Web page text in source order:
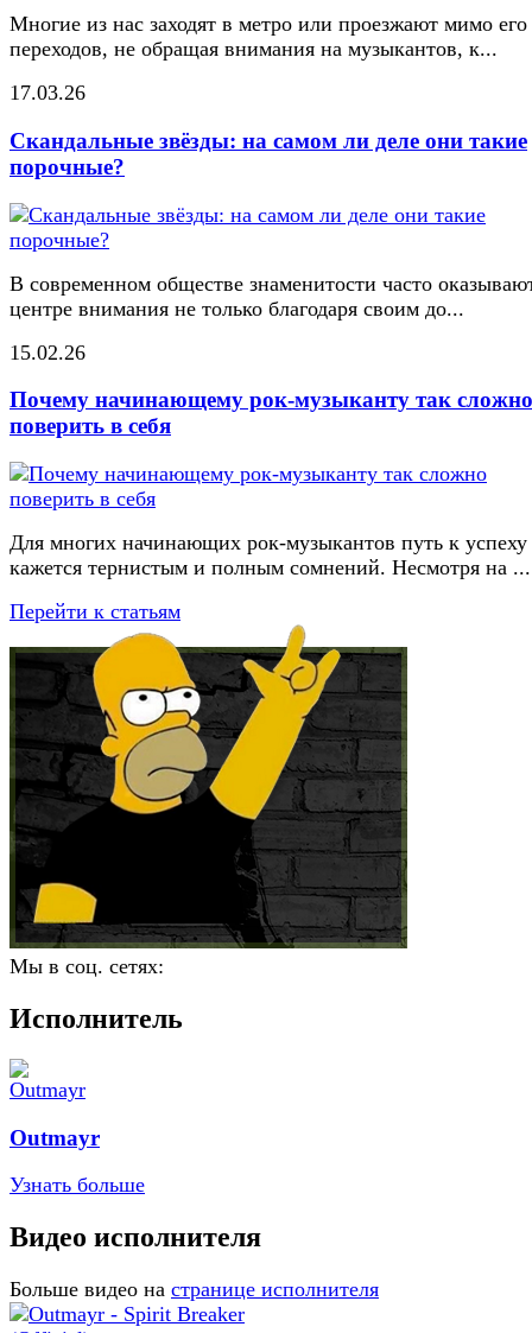
Многие из нас заходят в метро или проезжают мимо его
переходов, не обращая внимания на музыкантов, к...
17.03.26
Скандальные звёзды: на самом ли деле они такие
порочные?
В современном обществе знаменитости часто
центре внимания не только благодаря своим до...
15.02.26
Почему начинающему рок-музыканту так сложно
поверить в себя
Для многих начинающих рок-музыкантов путь к успеху
кажется тернистым и полным сомнений. Несмотря на ...
Перейти к статьям
Мы в соц. сетях:
Исполнитель
Outmayr
Узнать больше
Видео исполнителя
Больше видео на странице исполнителя